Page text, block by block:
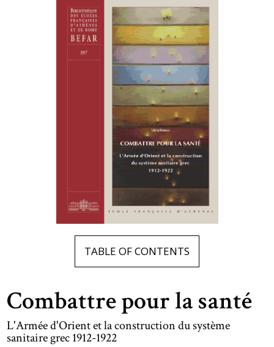
TABLE OF CONTENTS
Combattre pour la santé
L'Armée d'Orient et la construction du système
sanitaire grec 1912-1922